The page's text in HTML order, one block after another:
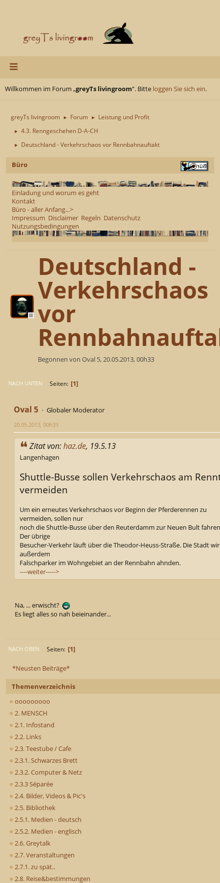
Willkommen im Forum „greyTs livingroom“. Bitte loggen Sie sich ein.
greyTs livingroom ► Forum ► Leistung und Profit
► 4.3. Renngeschehen D-A-CH
► Deutschland - Verkehrschaos vor Rennbahnauftakt
Büro
Einladung und worum es geht
Kontakt
Büro - aller Anfang...>
Impressum Disclaimer Regeln Datenschutz
Nutzungsbedingungen
*Neusten Beiträge*
Themenverzeichnis
ooooooooo
2. MENSCH
2.1. Infostand
2.2. Links
2.3. Teestube / Cafe
2.3.1. Schwarzes Brett
2.3.2. Computer & Netz
2.3.3 Séparée
2.4. Bilder, Videos & Pic's
2.5. Bibliothek
2.5.1. Medien - deutsch
2.5.2. Medien - englisch
2.6. Greytalk
2.7. Veranstaltungen
2.7.1. zu spät..
2.8. Reise&bestimmungen
Deutschland -
Verkehrschaos
vor
Begonnen von Oval 5, 20.05.2013, 00h33
NACH UNTEN Seiten 1
Oval 5 Globaler Moderator
20.05.2013, 00h33
Zitat von:haz.de, 19.5.13
Langenhagen
Shuttle-Busse sollen Verkehrschaos am
vermeiden
Um ein erneutes Verkehrschaos vor Beginn der Pferderennen zu
vermeiden, sollen nur
noch die Shuttle-Busse über den Reuterdamm zur Neuen Bult
Der übrige
Besucher-Verkehr läuft über die Theodor-Heuss-Straße. Die Stadt
außerdem
Falschparker im Wohngebiet an der Rennbahn ahnden.
----weiter----->
Na, ... erwischt?
Es liegt alles so nah beieinander...
NACH OBEN Seiten 1